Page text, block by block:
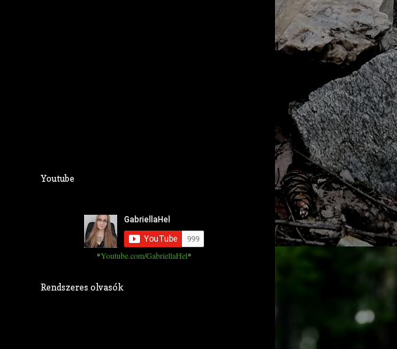
Youtube
*Youtube.com/GabriellaHel*
Rendszeres olvasók